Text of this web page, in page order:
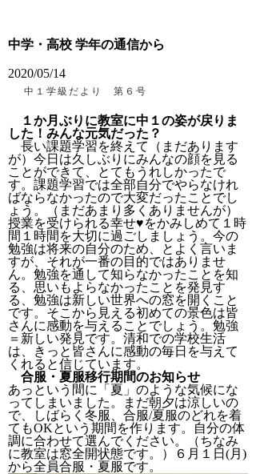
中学・高校 学年の通信から
2020/05/14
中１学級だより 第６号
１か月ぶりに教室に中１の姿が戻りま
した！みんな元気だった？
長い課題学習を終えて（まだあります
が）今日は久しぶりにみんなの顔を見る
ことができて、とてもうれしかったで
す。課題学習では全部自分でやらなけれ
ばならなかったので大変だったことでし
ょう。（まだあまり多くありませんが）
授業を受けられる幸せ♥をかみしめて１時
間１時間を大切に過ごしましょう。今の
勉強は将来の自分のため、とよく言いま
すが、それが一番の目的ではありませ
ん。勉強を通して知らなかったことを知
る、思いもよらなかったことを発見す
る、勉強は新しい世界への窓を開くこと
です。そこから見える初めての景色は皆
さんに感動を与えることでしょう。勉強
＝新しい発見です。清和での学校生活
は、きっと皆さんに感動の毎日を与えて
くれると信じています。
合服・夏服移行期間のお知らせ
あっという間に「夏」のような気候にな
ってしまいました。まだ朝夕は涼しいの
で、しばらく冬服、合服/夏服のどれを着
てもOKという期間を作ります。自分の体
調に合わせて選んでください。（ちなみ
に教室は窓全開状態です。）６月１日(月)
から全員合服・夏服です。